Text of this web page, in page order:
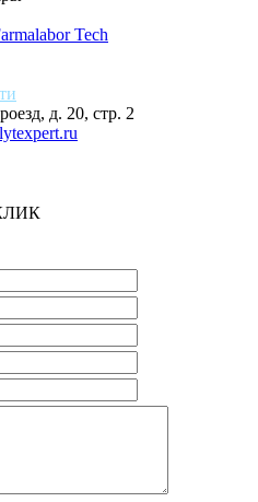
д. 20, стр. 2